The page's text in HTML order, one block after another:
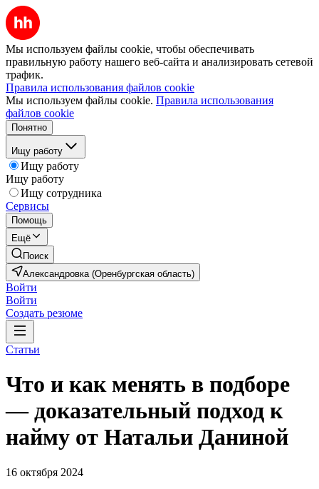
Мы используем файлы cookie, чтобы обеспечивать
правильную работу нашего веб-сайта и анализировать сетевой
трафик.
Правила использования файлов cookie
Мы используем файлы cookie. Правила использования
файлов cookie
Понятно
Ищу работу
Ищу работу
Ищу работу
Ищу сотрудника
Сервисы
Помощь
Ещё
Поиск
Александровка (Оренбургская область)
Войти
Войти
Создать резюме
Статьи
Что и как менять в подборе
— доказательный подход к
найму от Натальи Даниной
16 октября 2024